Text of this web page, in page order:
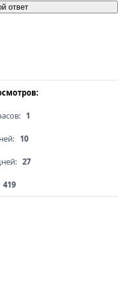
ответ
1
10
27
419